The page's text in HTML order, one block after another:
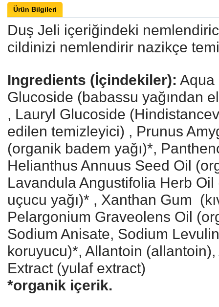
Ürün Bilgileri
Duş Jeli içeriğindeki
cildinizi nemlendirir nazikçe
Ingredients (İçindekiler): Aqua
Glucoside (babassu yağından
, Lauryl Glucoside
edilen temizleyici) , Prunus
(organik badem yağı)*,
Helianthus Annuus Seed Oil
Lavandula Angustifolia Herb
uçucu yağı)* , Xanthan Gum
Pelargonium Graveolens Oil
Sodium Anisate, Sodium
koruyucu)*, Allantoin
Extract (yulaf extract)
*organik içerik.